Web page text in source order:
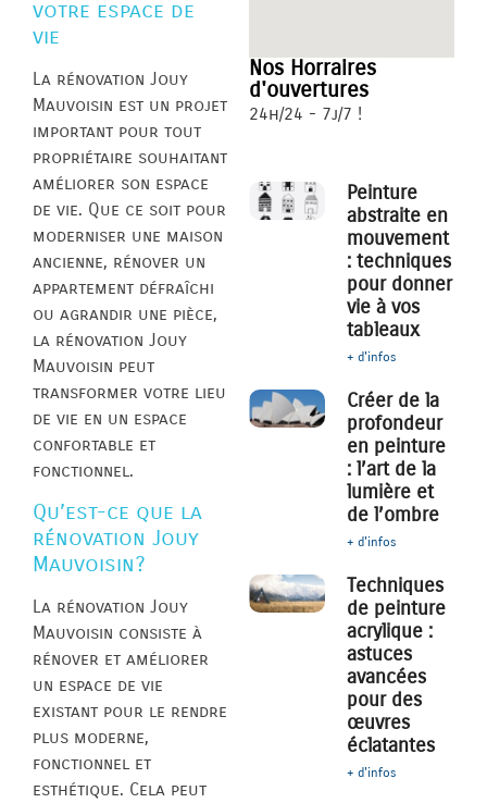
votre espace de
vie
La rénovation Jouy
Mauvoisin est un projet
important pour tout
propriétaire souhaitant
améliorer son espace
de vie. Que ce soit pour
moderniser une maison
ancienne, rénover un
appartement défraîchi
ou agrandir une pièce,
la rénovation Jouy
Mauvoisin peut
transformer votre lieu
de vie en un espace
confortable et
fonctionnel.
Qu’est-ce que la
rénovation Jouy
Mauvoisin?
La rénovation Jouy
Mauvoisin consiste à
rénover et améliorer
un espace de vie
existant pour le rendre
plus moderne,
fonctionnel et
esthétique. Cela peut
Nos Horraires
d'ouvertures
24h/24 - 7j/7 !
Peinture
abstraite en
mouvement
: techniques
pour donner
vie à vos
tableaux
+ d'infos
Créer de la
profondeur
en peinture
: l’art de la
lumière et
de l’ombre
+ d'infos
Techniques
de peinture
acrylique :
astuces
avancées
pour des
œuvres
éclatantes
+ d'infos